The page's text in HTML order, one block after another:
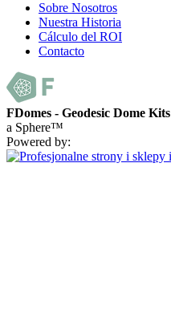
Sobre Nosotros
Nuestra Historia
Cálculo del ROI
Contacto
FDomes - Geodesic Dome Kits
a Sphere™
Powered by: